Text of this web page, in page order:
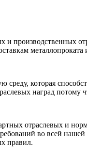
металлопроката
которая
наград потому
отраслевых и
во всей
правил.